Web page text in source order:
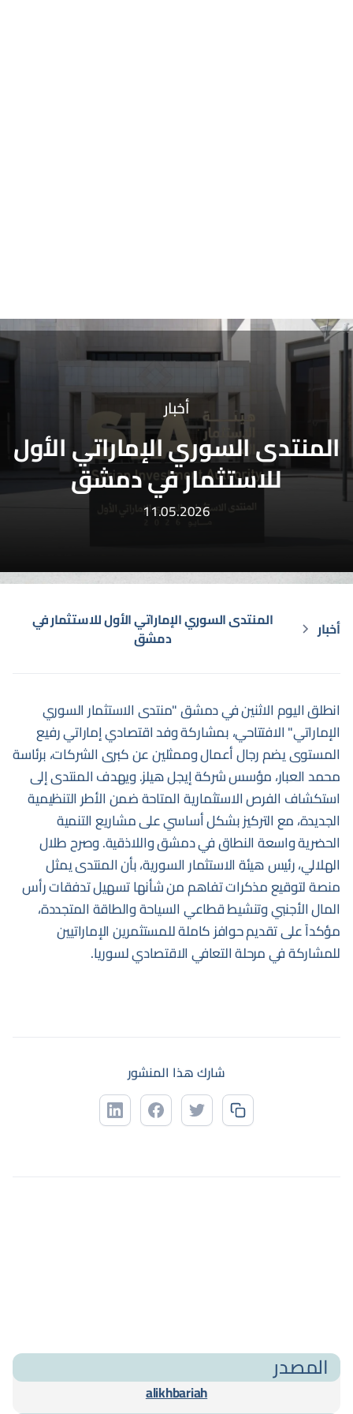
أخبار
المنتدى السوري الإماراتي الأول
للاستثمار في دمشق
11.05.2026
أخبار
المنتدى السوري الإماراتي الأول للاستثمار في
دمشق
انطلق اليوم الاثنين في دمشق "منتدى الاستثمار السوري
الإماراتي" الافتتاحي، بمشاركة وفد اقتصادي إماراتي رفيع
المستوى يضم رجال أعمال وممثلين عن كبرى الشركات، برئاسة
محمد العبار، مؤسس شركة إيجل هيلز. ويهدف المنتدى إلى
استكشاف الفرص الاستثمارية المتاحة ضمن الأطر التنظيمية
الجديدة، مع التركيز بشكل أساسي على مشاريع التنمية
الحضرية واسعة النطاق في دمشق واللاذقية. وصرح طلال
الهلالي، رئيس هيئة الاستثمار السورية، بأن المنتدى يمثل
منصة لتوقيع مذكرات تفاهم من شأنها تسهيل تدفقات رأس
المال الأجنبي وتنشيط قطاعي السياحة والطاقة المتجددة،
مؤكداً على تقديم حوافز كاملة للمستثمرين الإماراتيين
للمشاركة في مرحلة التعافي الاقتصادي لسوريا.
شارك هذا المنشور
المصدر
alikhbariah